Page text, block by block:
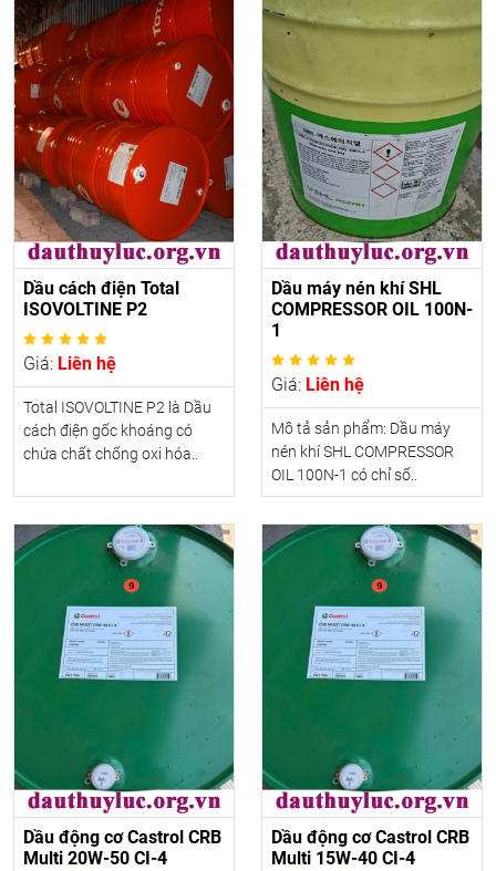
Dầu cách điện Total
ISOVOLTINE P2
Giá: Liên hệ
Total ISOVOLTINE P2 là Dầu
cách điện gốc khoáng có
chứa chất chống oxi hóa..
Dầu máy nén khí SHL
COMPRESSOR OIL 100N-
1
Giá: Liên hệ
Mô tả sản phẩm: Dầu máy
nén khí SHL COMPRESSOR
OIL 100N-1 có chỉ số..
Dầu động cơ Castrol CRB
Multi 20W-50 CI-4
Dầu động cơ Castrol CRB
Multi 15W-40 CI-4